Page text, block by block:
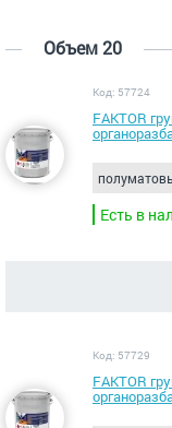
Объем 20
Код: 57724
FAKTOR
Есть в
Код: 57729
FAKTOR